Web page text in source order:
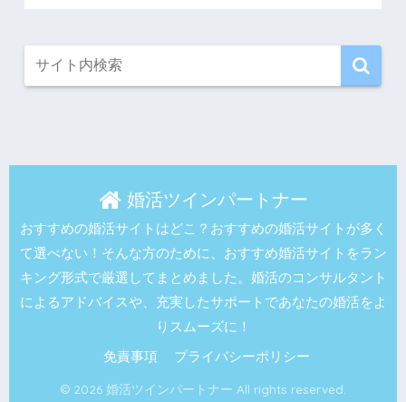
婚活ツインパートナー
おすすめの婚活サイトはどこ？おすすめの婚活サイトが多く
て選べない！そんな方のために、おすすめ婚活サイトをラン
キング形式で厳選してまとめました。婚活のコンサルタント
によるアドバイスや、充実したサポートであなたの婚活をよ
りスムーズに！
免責事項 プライバシーポリシー
© 2026 婚活ツインパートナー All rights reserved.